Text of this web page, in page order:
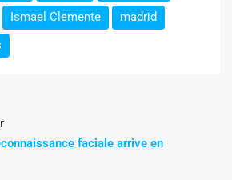
Ismael Clemente
madrid
faciale arrive en